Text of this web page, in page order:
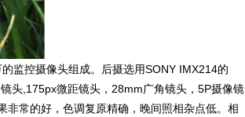
监控摄像头组成。后摄选用SONY IMX214的
头,175px微距镜头，28mm广角镜头，5P摄像镜
常的好，色调复原精确，晚间照相杂点低。相